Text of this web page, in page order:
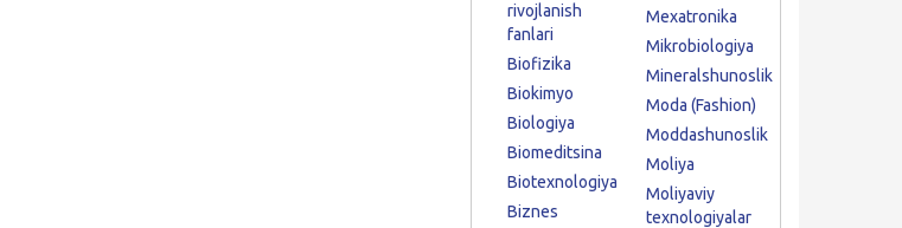
rivojlanish
fanlari
Biofizika
Biokimyo
Biologiya
Biomeditsina
Biotexnologiya
Biznes
Mexatronika
Mikrobiologiya
Mineralshunoslik
Moda (Fashion)
Moddashunoslik
Moliya
Moliyaviy
texnologiyalar